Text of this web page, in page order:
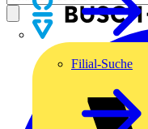
Filial-Suche